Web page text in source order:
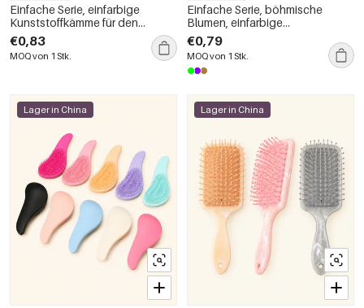
Einfache Serie, einfarbige
Kunststoffkämme für den
täglichen Gebrauch
€0,83
MOQ von 1 Stk.
Einfache Serie, böhmische
Blumen, einfarbige
Kunststoffkämme
€0,79
MOQ von 1 Stk.
Lager in China Lager in China